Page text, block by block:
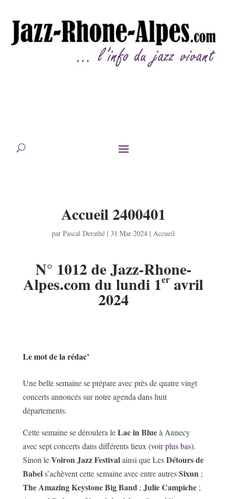
Accueil 2400401
parPascal Derathé |31 Mar 2024 |Accueil
N° 1012 de Jazz-Rhone-
Alpes.com du lundi 1er avril
2024
Le mot de la rédac’
Une belle semaine se prépare avec près de quatre vingt
concerts annoncés sur notre agenda dans huit
départements.
Cette semaine se déroulera leLac in Blueà Annecy
avec sept concerts dans différents lieux (voir plus bas).
Sinon leVoiron Jazz Festivalainsi que LesDétours de
Babels’achèvent cette semaine avec entre autresSixun ;
The Amazing Keystone Big Band ; Julie Campiche;